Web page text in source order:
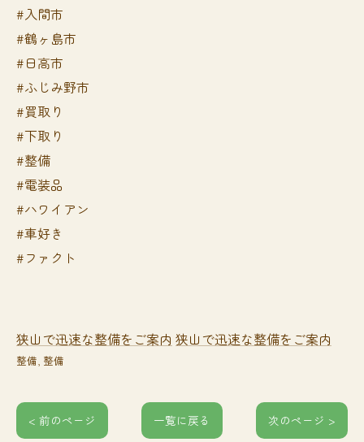
#入間市
#鶴ヶ島市
#日高市
#ふじみ野市
#買取り
#下取り
#整備
#電装品
#ハワイアン
#車好き
#ファクト
狭山で迅速な整備をご案内 狭山で迅速な整備をご案内
整備 整備
< 前のページ 一覧に戻る 次のページ >